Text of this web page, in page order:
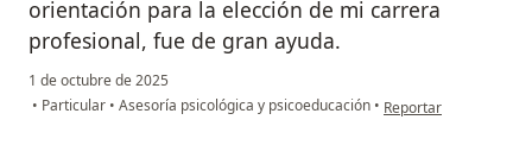
orientación para la elección de mi carrera
profesional, fue de gran ayuda.
1 de octubre de 2025
• Particular • Asesoría psicológica y psicoeducación • en opinión del
Reportar